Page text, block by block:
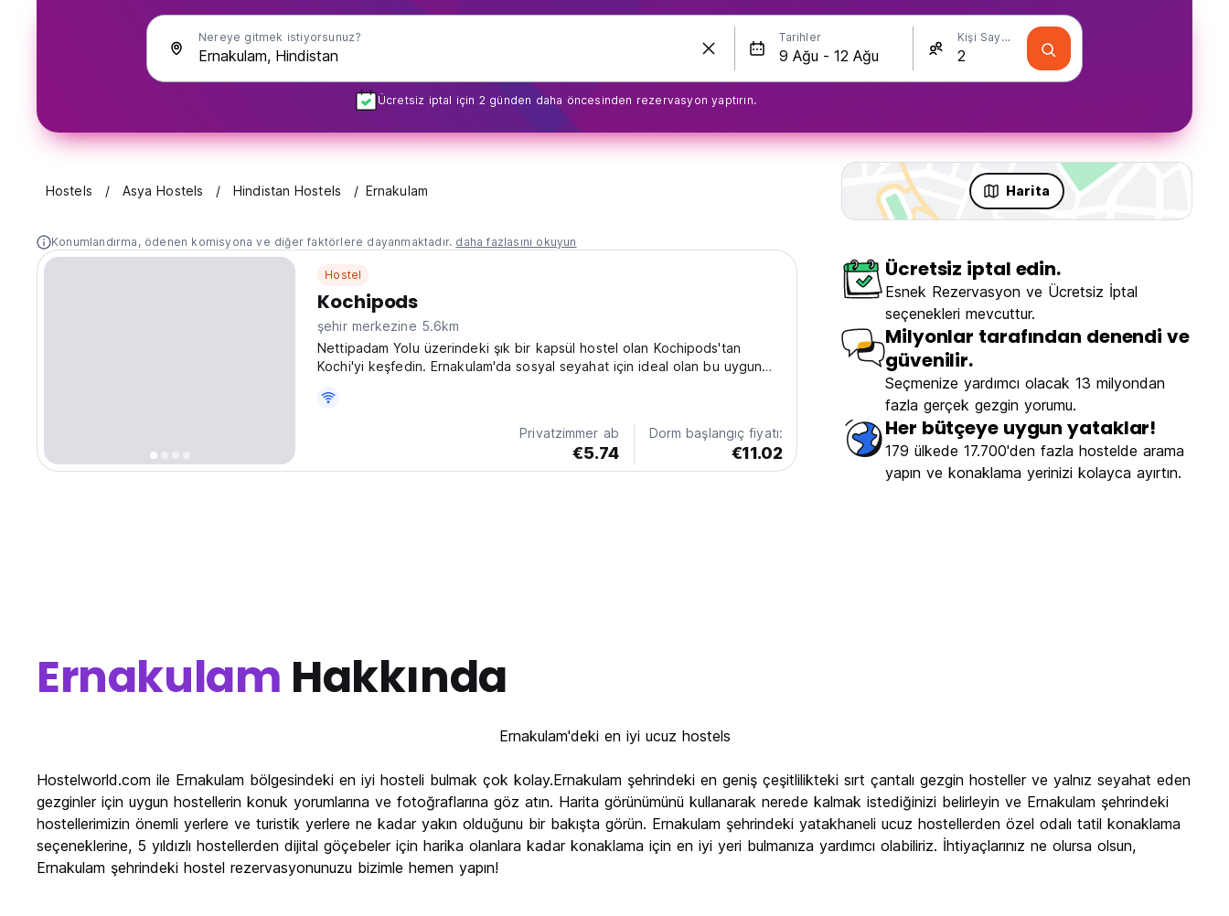
Nereye gitmek istiyorsunuz? Tarihler Kişi Sayısı
Ücretsiz iptal için 2 günden daha öncesinden rezervasyon yaptırın.
Hostels Asya Hostels Hindistan Hostels Ernakulam Harita
Konumlandırma, ödenen komisyona ve diğer faktörlere dayanmaktadır. daha fazlasını okuyun
Hostel
Kochipods
şehir merkezine 5.6km
Nettipadam Yolu üzerindeki şık bir kapsül hostel olan Kochipods'tan
Kochi'yi keşfedin. Ernakulam'da sosyal seyahat için ideal olan bu uygun
Privatzimmer ab
€5.74
Dorm başlangıç fiyatı:
€11.02
Ücretsiz iptal edin.
Esnek Rezervasyon ve Ücretsiz İptal
seçenekleri mevcuttur.
Milyonlar tarafından denendi ve
güvenilir.
Seçmenize yardımcı olacak 13 milyondan
fazla gerçek gezgin yorumu.
Her bütçeye uygun yataklar!
179 ülkede 17.700'den fazla hostelde arama
yapın ve konaklama yerinizi kolayca ayırtın.
Ernakulam Hakkında
Ernakulam'deki en iyi ucuz hostels
Hostelworld.com ile Ernakulam bölgesindeki en iyi hosteli bulmak çok kolay.Ernakulam şehrindeki en geniş çeşitlilikteki sırt çantalı gezgin hosteller ve yalnız seyahat eden
gezginler için uygun hostellerin konuk yorumlarına ve fotoğraflarına göz atın. Harita görünümünü kullanarak nerede kalmak istediğinizi belirleyin ve Ernakulam şehrindeki
hostellerimizin önemli yerlere ve turistik yerlere ne kadar yakın olduğunu bir bakışta görün. Ernakulam şehrindeki yatakhaneli ucuz hostellerden özel odalı tatil konaklama
seçeneklerine, 5 yıldızlı hostellerden dijital göçebeler için harika olanlara kadar konaklama için en iyi yeri bulmanıza yardımcı olabiliriz. İhtiyaçlarınız ne olursa olsun,
Ernakulam şehrindeki hostel rezervasyonunuzu bizimle hemen yapın!